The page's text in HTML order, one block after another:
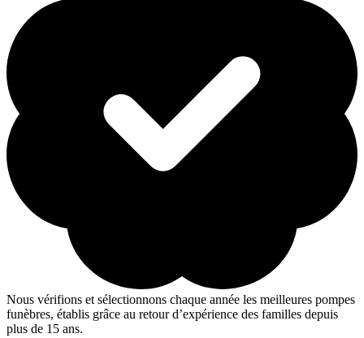
Nous vérifions et sélectionnons chaque année les meilleures pompes
funèbres, établis grâce au retour d’expérience des familles depuis
plus de 15 ans.